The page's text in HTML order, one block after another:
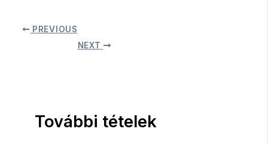
PREVIOUS
NEXT
További tételek